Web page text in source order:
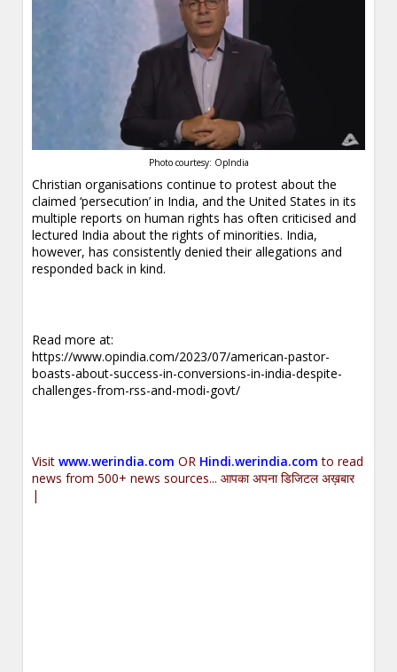
Photo courtesy: OpIndia
Christian organisations continue to protest about the
claimed ‘persecution’ in India, and the United States in its
multiple reports on human rights has often criticised and
lectured India about the rights of minorities. India,
however, has consistently denied their allegations and
responded back in kind.
Read more at:
https://www.opindia.com/2023/07/american-pastor-
boasts-about-success-in-conversions-in-india-despite-
challenges-from-rss-and-modi-govt/
Visitwww.werindia.com OR Hindi.werindia.com to read
news from 500+ news sources... आपका अपना डिजिटल अख़बार
|